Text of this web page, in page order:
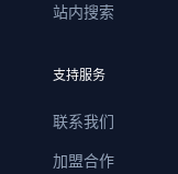
站内搜索
支持服务
联系我们
加盟合作